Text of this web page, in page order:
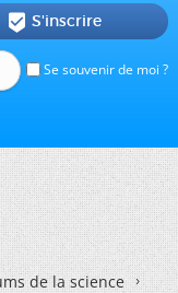
Se souvenir de moi ?
 S'inscrire
de la science